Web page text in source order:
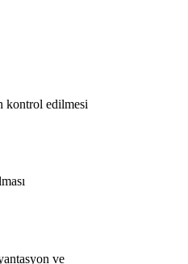
kontrol edilmesi
ve